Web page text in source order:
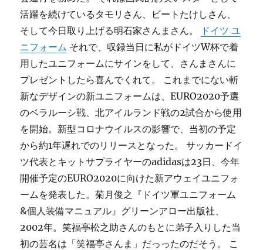
活躍を続けているタモリさん、ビートたけしさん、
そして今日取り上げる明石家さんまさん。
ドイツ ユ
ニフォーム それで、収録当日に私がドイツW杯で着
用したユニフォームにサインをして、さんまさんに
プレゼントしたら喜んでくれて。 これまでにない斬
新なデザインの新ユニフォームは、EURO2020予選
のベラルーシ戦、北アイルランド戦の2試合から使用
を開始。新型コロナウイルスの影響で、当初の予定
から約1年遅れでのリリースとなった。 サッカードイ
ツ代表とキットサプライヤーのadidasは23日、今年
開催予定のEURO2020に向けた新アウェイユニフォ
ームを発表した。菊月俊之『ドイツ軍ユニフォーム
&個人装備マニュアル』グリーンアロー出版社、
2002年。笑福亭松之助さんのもとに弟子入りした当
初の芸名は「笑福亭さんま」だっったのだそう。 こ